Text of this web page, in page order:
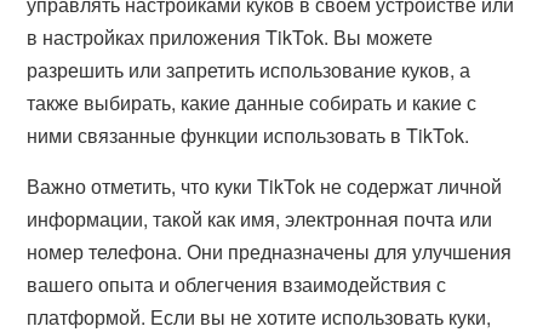
в настройках приложения TikTok. Вы можете
разрешить или запретить использование куков, а
также выбирать, какие данные собирать и какие с
ними связанные функции использовать в TikTok.
Важно отметить, что куки TikTok не содержат личной
информации, такой как имя, электронная почта или
номер телефона. Они предназначены для улучшения
вашего опыта и облегчения взаимодействия с
платформой. Если вы не хотите использовать куки,